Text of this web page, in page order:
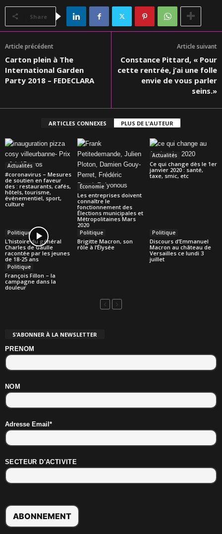
Share
Article précédent
Carton plein à The
International Garden
Party 2018 – FEDECLARA
Article suivant
Constance Pittard, « Pour
cette rentrée, j’ai une folle
envie de vous parler
seins.»
ARTICLES CONNEXES PLUS DE L'AUTEUR
Actualités
#coronavirus – Mesures
de soutien en faveur
des : restaurants, cafés,
hôtels, tourisme,
événementiel, sport,
culture
Économie
Les entreprises doivent
connaître le
fonctionnement des
Élections municipales et
Métropolitaines Mars
2020
Actualités
Ce qui change dès le 1er
janvier 2020 : santé,
taxe, smic, etc
Politique
L’histoire du général
Charles de Gaulle
racontée par les jeunes
de 18-25 ans
Politique
Brigitte Macron, son
rôle à l’Élysée
Politique
Discours d’Emmanuel
Macron au château de
Versailles ce lundi 3
juillet
Politique
François Fillon – la
campagne dans la
douleur
S’ABONNER À LA NEWSLETTER
PRENOM
NOM
Adresse Email*
SECTEUR D'ACTIVITE